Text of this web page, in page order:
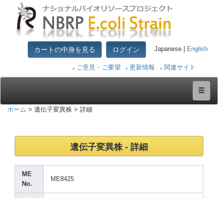
カートの中身を見る ログイン Japanese | English
ご意見・ご要望 更新情報 関連サイト
ホーム > 遺伝子変異株 > 詳細
遺伝子変異株 - 詳細
ME
No.
ME8425